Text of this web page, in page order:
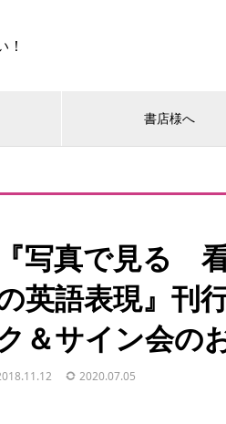
書店様へ
『写真で見る
英語表現』
＆サイン会の
2020.07.05